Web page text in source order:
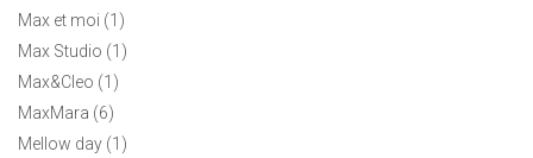
Max et moi (1)
Max Studio (1)
Max&Cleo (1)
MaxMara (6)
Mellow day (1)